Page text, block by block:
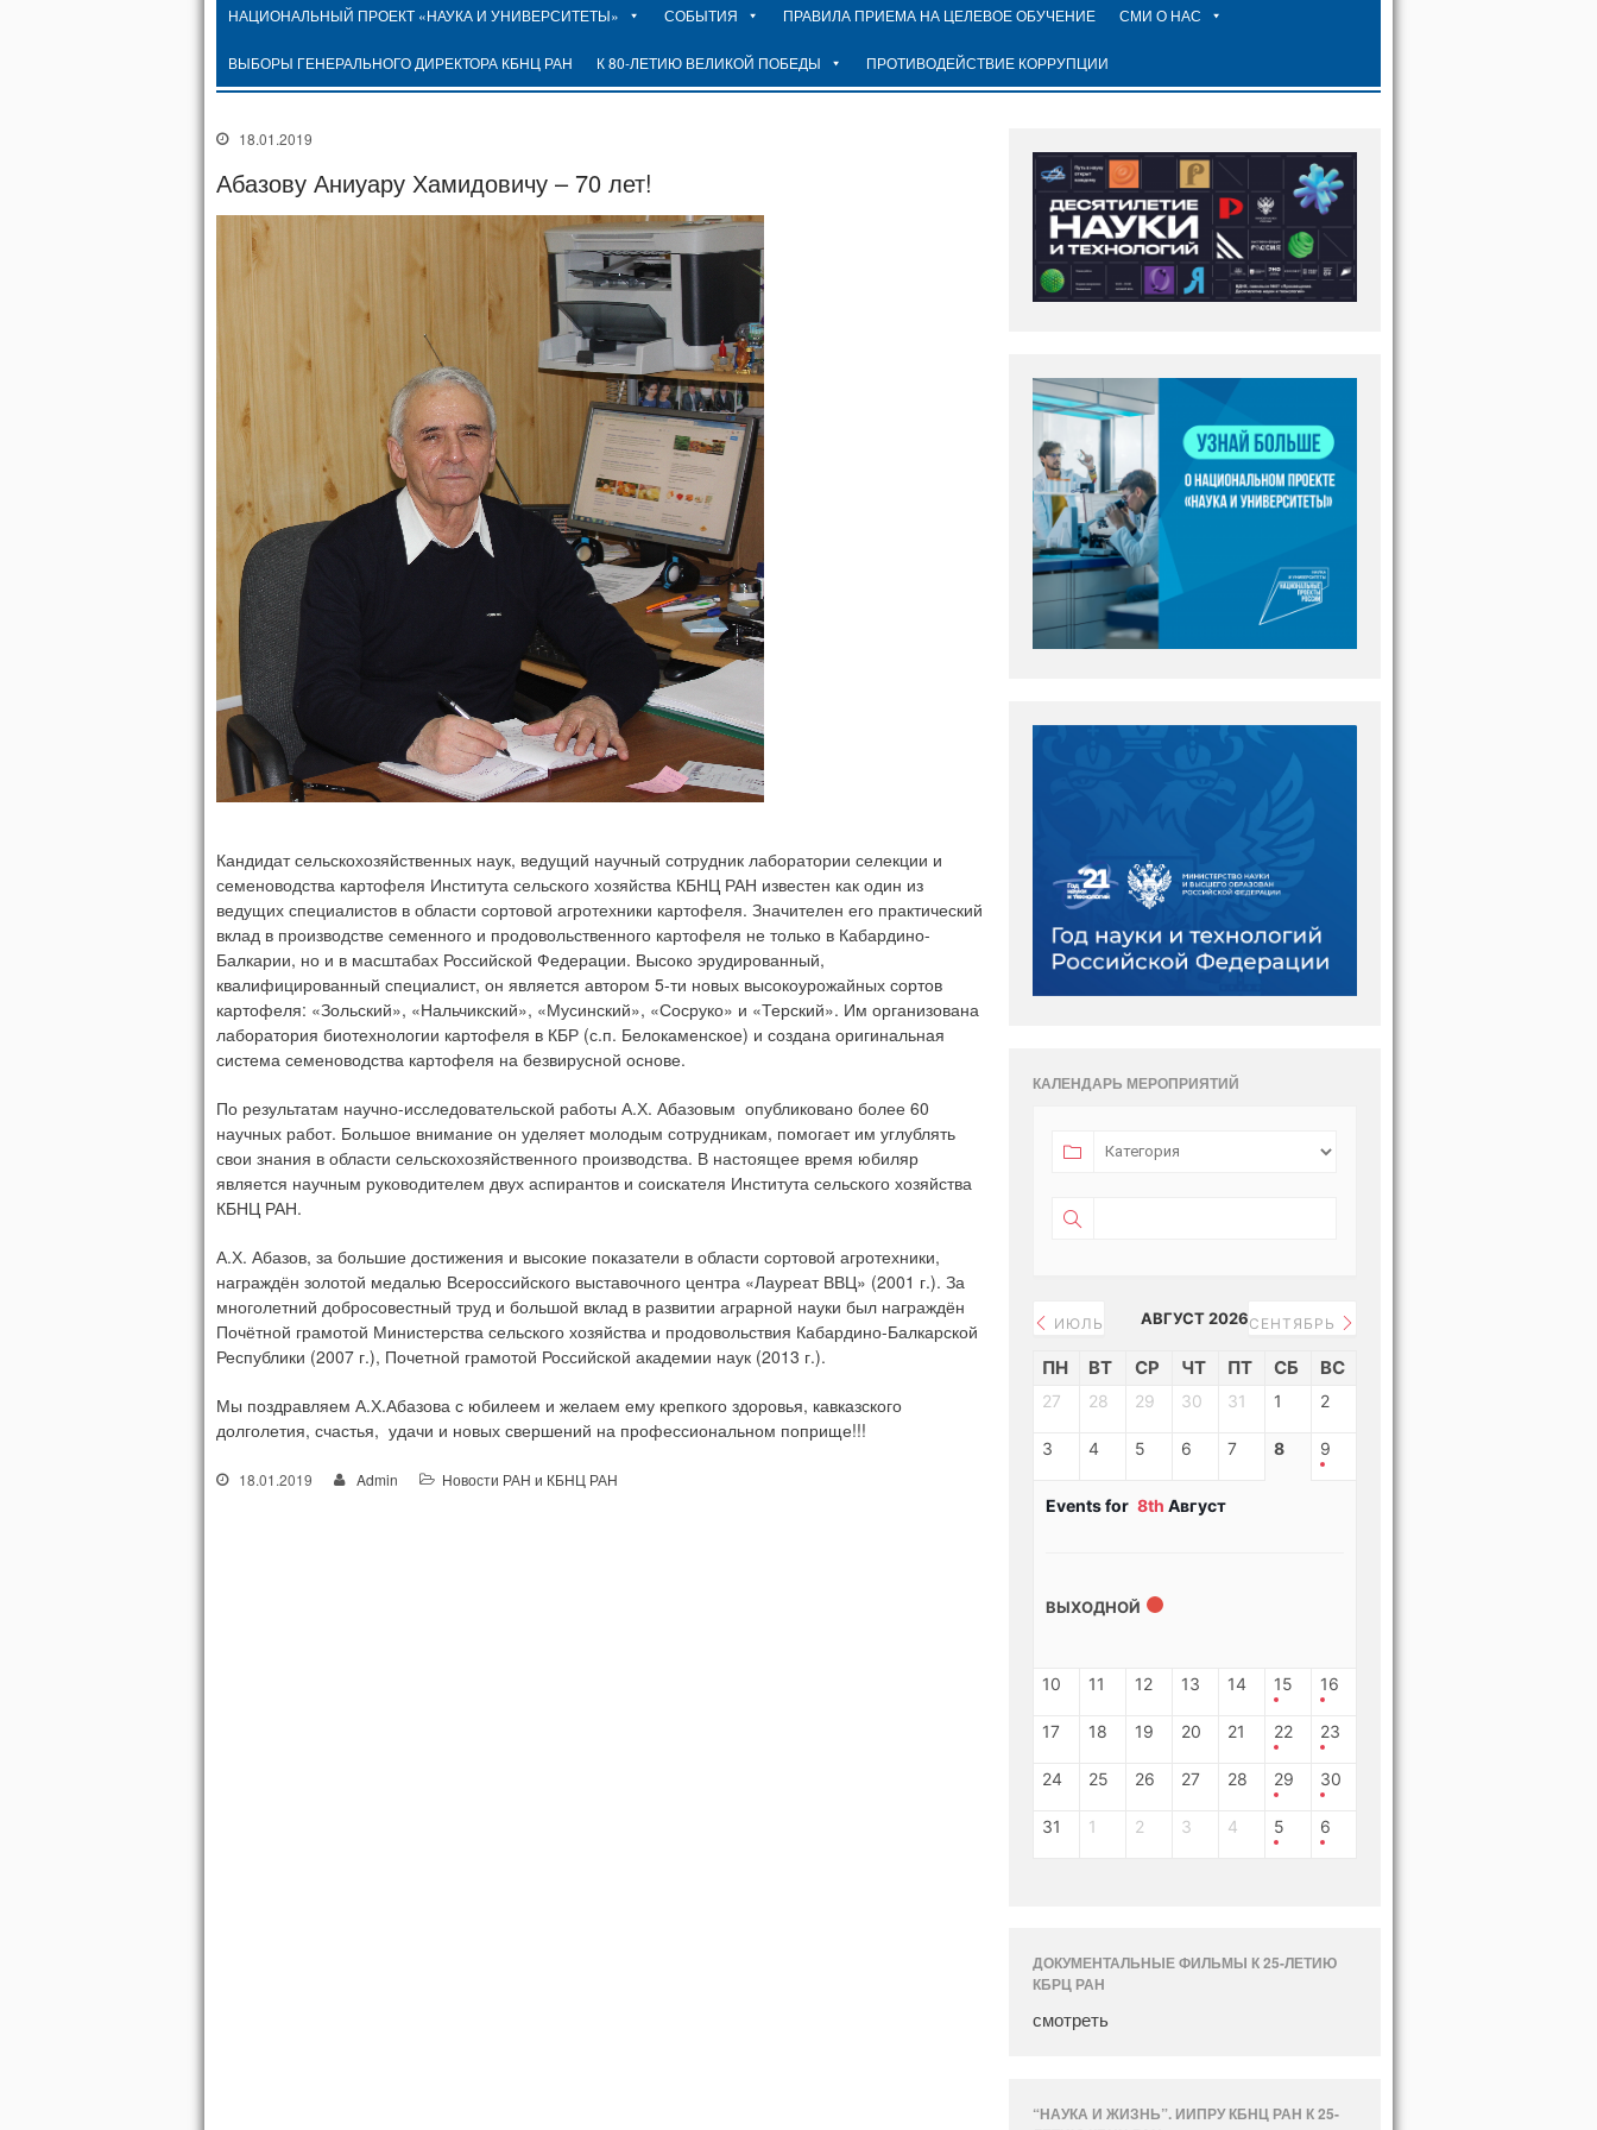
НАЦИОНАЛЬНЫЙ ПРОЕКТ «НАУКА И УНИВЕРСИТЕТЫ» СОБЫТИЯ ПРАВИЛА ПРИЕМА НА ЦЕЛЕВОЕ ОБУЧЕНИЕ СМИ О НАС
ВЫБОРЫ ГЕНЕРАЛЬНОГО ДИРЕКТОРА КБНЦ РАН К 80-ЛЕТИЮ ВЕЛИКОЙ ПОБЕДЫ ПРОТИВОДЕЙСТВИЕ КОРРУПЦИИ
18.01.2019
Абазову Аниуару Хамидовичу – 70 лет!
Кандидат сельскохозяйственных наук, ведущий научный сотрудник лаборатории селекции и
семеноводства картофеля Института сельского хозяйства КБНЦ РАН известен как один из
ведущих специалистов в области сортовой агротехники картофеля. Значителен его практический
вклад в производстве семенного и продовольственного картофеля не только в Кабардино-
Балкарии, но и в масштабах Российской Федерации. Высоко эрудированный,
квалифицированный специалист, он является автором 5-ти новых высокоурожайных сортов
картофеля: «Зольский», «Нальчикский», «Мусинский», «Сосруко» и «Терский». Им организована
лаборатория биотехнологии картофеля в КБР (с.п. Белокаменское) и создана оригинальная
система семеноводства картофеля на безвирусной основе.
По результатам научно-исследовательской работы А.Х. Абазовым опубликовано более 60
научных работ. Большое внимание он уделяет молодым сотрудникам, помогает им углублять
свои знания в области сельскохозяйственного производства. В настоящее время юбиляр
является научным руководителем двух аспирантов и соискателя Института сельского хозяйства
КБНЦ РАН.
А.Х. Абазов, за большие достижения и высокие показатели в области сортовой агротехники,
награждён золотой медалью Всероссийского выставочного центра «Лауреат ВВЦ» (2001 г.). За
многолетний добросовестный труд и большой вклад в развитии аграрной науки был награждён
Почётной грамотой Министерства сельского хозяйства и продовольствия Кабардино-Балкарской
Республики (2007 г.), Почетной грамотой Российской академии наук (2013 г.).
Мы поздравляем А.Х.Абазова с юбилеем и желаем ему крепкого здоровья, кавказского
долголетия, счастья, удачи и новых свершений на профессиональном поприще!!!
18.01.2019 Admin Новости РАН и КБНЦ РАН
КАЛЕНДАРЬ МЕРОПРИЯТИЙ
ИЮЛЬ АВГУСТ 2026СЕНТЯБРЬ
ПН ВТ СР ЧТ ПТ СБ ВС
27 28 29 30 31 1 2
3 4 5 6 7 8 9
Events for 8th Август
ВЫХОДНОЙ
10 11 12 13 14 15 16
17 18 19 20 21 22 23
24 25 26 27 28 29 30
31 1 2 3 4 5 6
ДОКУМЕНТАЛЬНЫЕ ФИЛЬМЫ К 25-ЛЕТИЮ
КБРЦ РАН
смотреть
“НАУКА И ЖИЗНЬ”. ИИПРУ КБНЦ РАН К 25-